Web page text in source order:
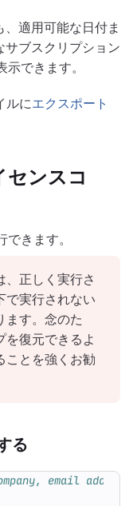
適用可能な日付ま
サブスクリプション
示できます。
ルにエクスポート
センスコ
できます。
、正しく実行さ
で実行されない
ます。念のた
を復元できるよ
ことを強くお勧
る
email